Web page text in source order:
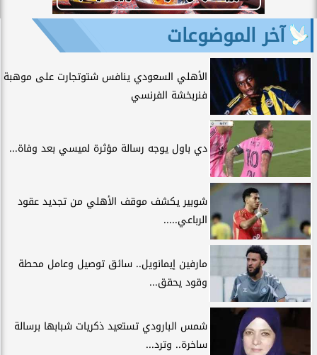
آخر الموضوعات
الأهلي السعودي ينافس شتوتجارت على موهبة
فنربخشة الفرنسي
دي باول يوجه رسالة مؤثرة لميسي بعد وفاة...
شوبير يكشف موقف الأهلي من تجديد عقود
الرباعي.....
مارفين إيمانويل.. سائق توصيل وعامل محطة
وقود يحقق...
شمس البارودي تستعيد ذكريات شبابها برسالة
ساخرة.. وترد...